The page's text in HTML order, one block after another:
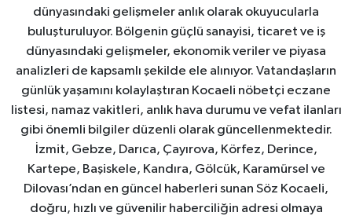
dünyasındaki gelişmeler anlık olarak okuyucularla
buluşturuluyor. Bölgenin güçlü sanayisi, ticaret ve iş
dünyasındaki gelişmeler, ekonomik veriler ve piyasa
analizleri de kapsamlı şekilde ele alınıyor. Vatandaşların
günlük yaşamını kolaylaştıran Kocaeli nöbetçi eczane
listesi, namaz vakitleri, anlık hava durumu ve vefat ilanları
gibi önemli bilgiler düzenli olarak güncellenmektedir.
İzmit, Gebze, Darıca, Çayırova, Körfez, Derince,
Kartepe, Başiskele, Kandıra, Gölcük, Karamürsel ve
Dilovası’ndan en güncel haberleri sunan Söz Kocaeli,
doğru, hızlı ve güvenilir haberciliğin adresi olmaya